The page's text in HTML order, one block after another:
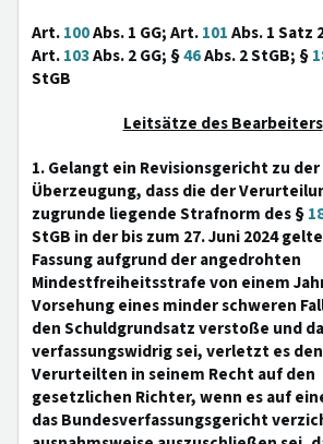
Art.100Abs. 1 GG; Art.101Abs. 1 Satz
Art.103Abs. 2 GG; §46Abs. 2 StGB; §
StGB
Leitsätze des Bearbeiters
1. Gelangt ein Revisionsgericht zu der
Überzeugung, dass die der
zugrunde liegende Strafnorm des §
StGB in der bis zum 27. Juni 2024
Fassung aufgrund der angedrohten
Mindestfreiheitsstrafe von einem
Vorsehung eines minder schweren
den Schuldgrundsatz verstoße und
verfassungswidrig sei, verletzt es den
Verurteilten in seinem Recht auf den
gesetzlichen Richter, wenn es auf
das Bundesverfassungsgericht